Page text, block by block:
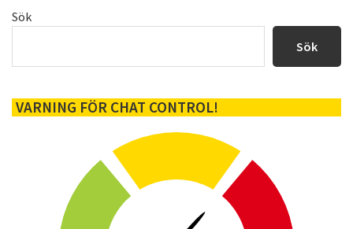
Primärt
Sök
Sök
VARNING FÖR CHAT CONTROL!